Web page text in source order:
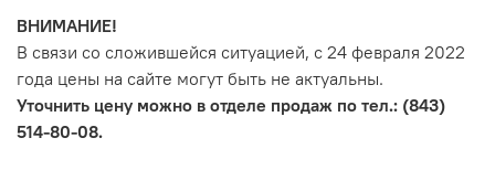
ВНИМАНИЕ!
В связи со сложившейся ситуацией, с 24 февраля 2022
года цены на сайте могут быть не актуальны.
Уточнить цену можно в отделе продаж по тел.: (843)
514-80-08.